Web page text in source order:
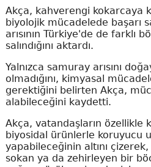
Akça, kahverengi kokarcaya
biyolojik mücadelede başarı
arısının Türkiye'de de farklı
salındığını aktardı.
Yalnızca samuray arısını
olmadığını, kimyasal
gerektiğini belirten Akça,
alabileceğini kaydetti.
Akça, vatandaşların özellikle
biyosidal ürünlerle koruyucu
yapabileceğinin altını
sokan ya da zehirleyen bir